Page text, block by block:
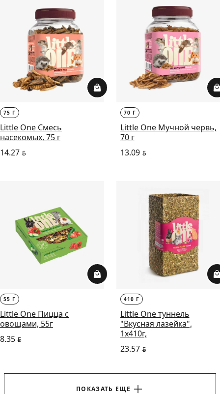
75 Г
Little One Смесь
насекомых, 75 г
14.27 BYN
70 Г
Little One Мучной червь,
70 г
13.09BYN
55 Г
Little One Пицца с
овощами, 55г
8.35 BYN
410 Г
Little One туннель
"Вкусная лазейка",
1x410г,
23.57BYN
ПОКАЗАТЬ ЕЩЕ